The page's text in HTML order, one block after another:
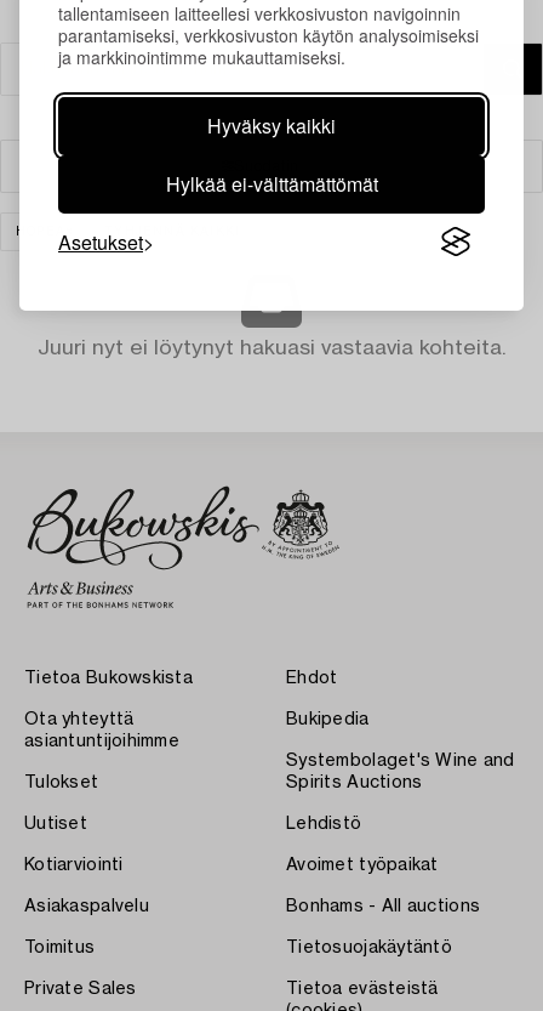
tallentamiseen laitteellesi verkkosivuston navigoinnin
parantamiseksi, verkkosivuston käytön analysoimiseksi
ja markkinointimme mukauttamiseksi.
Hyväksy kaikki
Hylkää ei-välttämättömät
Asetukset
HOPEA
Juuri nyt ei löytynyt hakuasi vastaavia kohteita.
Tietoa Bukowskista
Ota yhteyttä
asiantuntijoihimme
Tulokset
Uutiset
Kotiarviointi
Asiakaspalvelu
Toimitus
Private Sales
Ehdot
Bukipedia
Systembolaget's Wine and
Spirits Auctions
Lehdistö
Avoimet työpaikat
Bonhams - All auctions
Tietosuojakäytäntö
Tietoa evästeistä